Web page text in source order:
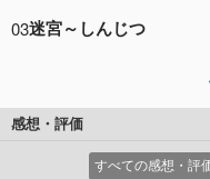
敵フェストゥムが襲
蔵はファフナーの出
戦闘後アルヴィスの
総士だった。総士は
れから一緒に戦うこ
ヴィスで一騎の訓練
コメント1件拍手0回
03迷宮～しんじつ
戦力を補うため、新
て、咲良、甲洋、剣
った。彼女を追って
感想・評価
すべての感想・評